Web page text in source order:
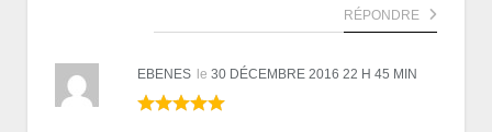
RÉPONDRE
EBENES le 30 DÉCEMBRE 2016 22 H 45 MIN